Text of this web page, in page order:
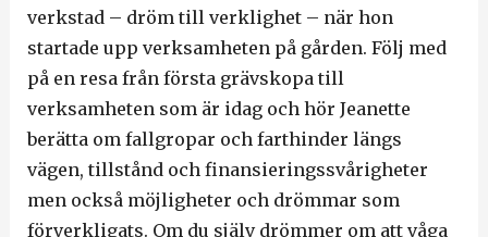
verkstad – dröm till verklighet – när hon
startade upp verksamheten på gården. Följ med
på en resa från första grävskopa till
verksamheten som är idag och hör Jeanette
berätta om fallgropar och farthinder längs
vägen, tillstånd och finansieringssvårigheter
men också möjligheter och drömmar som
förverkligats. Om du själv drömmer om att våga